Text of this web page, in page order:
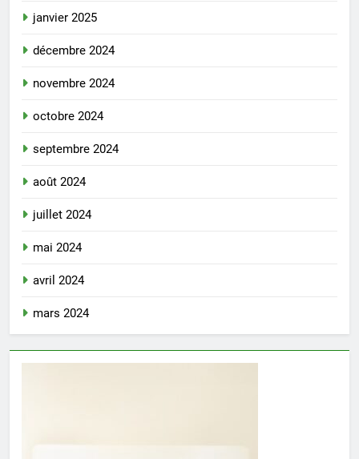
janvier 2025
décembre 2024
novembre 2024
octobre 2024
septembre 2024
août 2024
juillet 2024
mai 2024
avril 2024
mars 2024